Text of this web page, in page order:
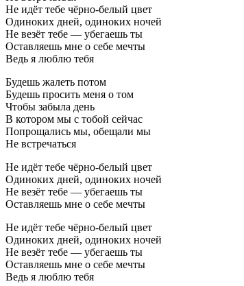
Не идёт тебе чёрно-белый цвет
Одиноких дней, одиноких ночей
Не везёт тебе — убегаешь ты
Оставляешь мне о себе мечты
Ведь я люблю тебя
Будешь жалеть потом
Будешь просить меня о том
Чтобы забыла день
В котором мы с тобой сейчас
Попрощались мы, обещали мы
Не встречаться
Не идёт тебе чёрно-белый цвет
Одиноких дней, одиноких ночей
Не везёт тебе — убегаешь ты
Оставляешь мне о себе мечты
Не идёт тебе чёрно-белый цвет
Одиноких дней, одиноких ночей
Не везёт тебе — убегаешь ты
Оставляешь мне о себе мечты
Ведь я люблю тебя